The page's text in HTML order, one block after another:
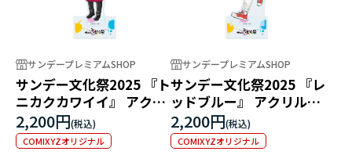
サンデープレミアムSHOP
サンデー文化祭2025 『ト
ニカクカワイイ』 アクリ
ルスタンド
2,200円
COMIXYZオリジナル
サンデープレミアムSHOP
サンデー文化祭2025 『レ
ッドブルー』 アクリルス
タンド
2,200円
COMIXYZオリジナル